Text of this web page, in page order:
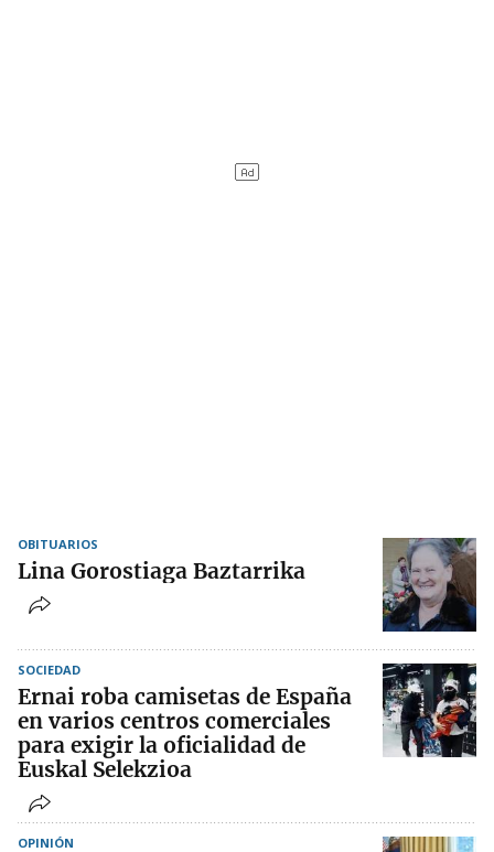
OBITUARIOS
Lina Gorostiaga Baztarrika
SOCIEDAD
Ernai roba camisetas de España
en varios centros comerciales
para exigir la oficialidad de
Euskal Selekzioa
OPINIÓN